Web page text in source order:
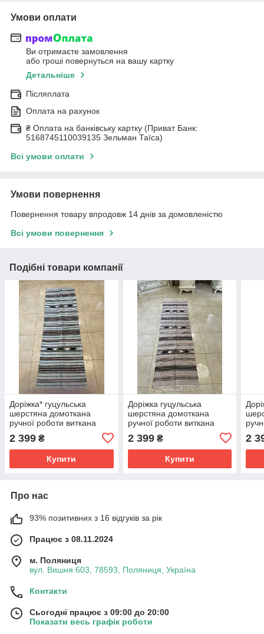
Умови оплати
Ви отримаєте замовлення
або гроші повернуться на вашу картку
Детальніше
Післяплата
Оплата на рахунок
₴ Оплата на банківську картку (Приват Банк:
5168745110039135 Зельман Таїса)
Всі умови оплати
Умови повернення
Повернення товару впродовж 14 днів за домовленістю
Всі умови повернення
Подібні товари компанії
Доріжка* гуцульська
шерстяна домоткана
ручної роботи виткана
шерстяними нитками на
верстаті 200*67 см
2 399 ₴
Купити
Доріжка гуцульська
шерстяна домоткана
ручної роботи виткана
шерстяними нитками на
верстаті 200*67 см
2 399₴
Купити
2
Про нас
93% позитивних з 16 відгуків за рік
Працює з 08.11.2024
м. Поляниця
вул. Вишня 603, 78593, Поляниця, Україна
Контакти
Сьогодні працює з 09:00 до 20:00
Показати весь графік роботи